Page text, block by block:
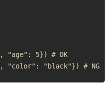
"age": 5}) # OK